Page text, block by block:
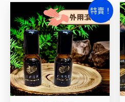
特賣！
原
始
價
格：
NT$1,690。
目
前
價
格：
NT$999。